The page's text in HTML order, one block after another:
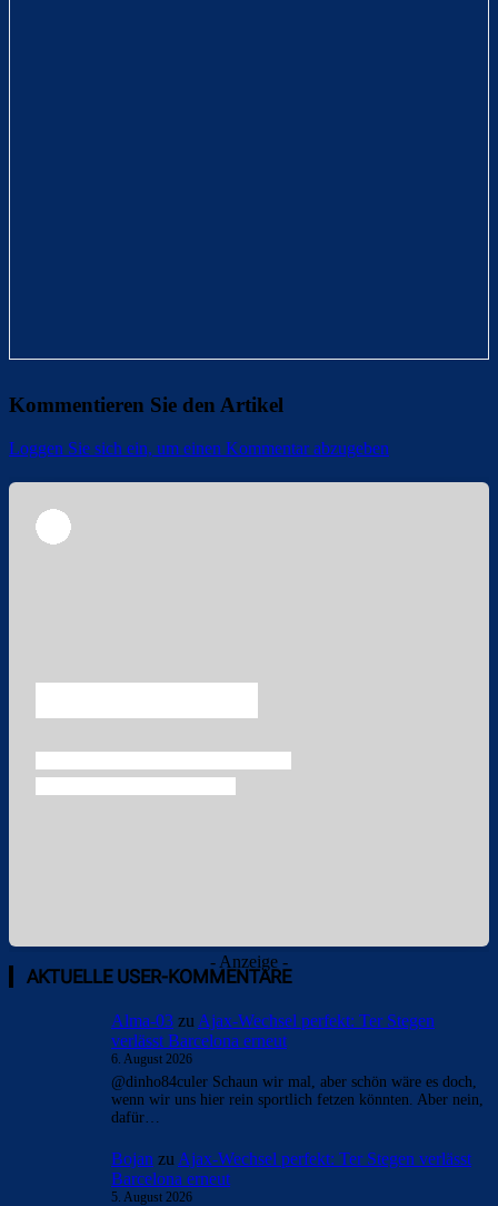
Kommentieren Sie den Artikel
Loggen Sie sich ein, um einen Kommentar abzugeben
- Anzeige -
AKTUELLE USER-KOMMENTARE
Alma-03 zuAjax-Wechsel perfekt: Ter Stegen
verlässt Barcelona erneut
6. August 2026
@dinho84culer Schaun wir mal, aber schön wäre es doch,
wenn wir uns hier rein sportlich fetzen könnten. Aber nein,
dafür…
Bojan zuAjax-Wechsel perfekt: Ter Stegen verlässt
Barcelona erneut